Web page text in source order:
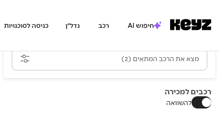
חיפוש AI רכב נדל״ן כניסה לסוכנויות
מצא את הרכב המתאים (2)
רכבים למכירה
להשוואה